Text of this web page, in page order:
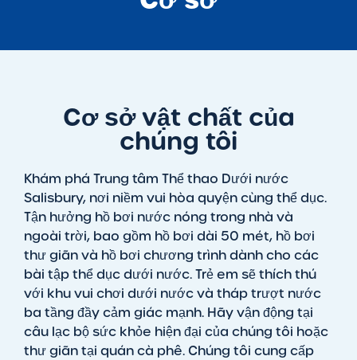
Cơ sở vật chất của
chúng tôi
Khám phá Trung tâm Thể thao Dưới nước
Salisbury, nơi niềm vui hòa quyện cùng thể dục.
Tận hưởng hồ bơi nước nóng trong nhà và
ngoài trời, bao gồm hồ bơi dài 50 mét, hồ bơi
thư giãn và hồ bơi chương trình dành cho các
bài tập thể dục dưới nước. Trẻ em sẽ thích thú
với khu vui chơi dưới nước và tháp trượt nước
ba tầng đầy cảm giác mạnh. Hãy vận động tại
câu lạc bộ sức khỏe hiện đại của chúng tôi hoặc
thư giãn tại quán cà phê. Chúng tôi cung cấp